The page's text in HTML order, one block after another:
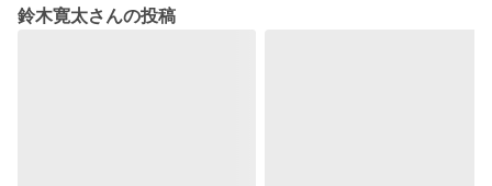
鈴木寛太さんの投稿